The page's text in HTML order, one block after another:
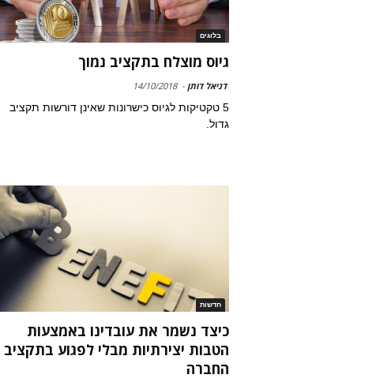
בלוגים
גיוס מוצלח בתקציב נמוך
דניאל דותן -
14/10/2018
5 טקטיקות לגיוס כישרונות שאינן דורשות תקציב
גדול.
חדשות
כיצד נשמר את עובדינו באמצעות
הטבות יצירתיות מבלי לפגוע בתקציב
החברה